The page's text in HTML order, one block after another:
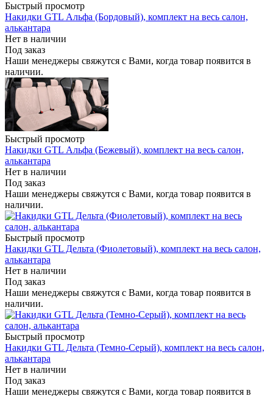
Быстрый просмотр
Накидки GTL Альфа (Бордовый), комплект на весь салон,
алькантара
Нет в наличии
Под заказ
Наши менеджеры свяжутся с Вами, когда товар появится в
наличии.
Быстрый просмотр
Накидки GTL Альфа (Бежевый), комплект на весь салон,
алькантара
Нет в наличии
Под заказ
Наши менеджеры свяжутся с Вами, когда товар появится в
наличии.
Быстрый просмотр
Накидки GTL Дельта (Фиолетовый), комплект на весь салон,
алькантара
Нет в наличии
Под заказ
Наши менеджеры свяжутся с Вами, когда товар появится в
наличии.
Быстрый просмотр
Накидки GTL Дельта (Темно-Серый), комплект на весь салон,
алькантара
Нет в наличии
Под заказ
Наши менеджеры свяжутся с Вами, когда товар появится в